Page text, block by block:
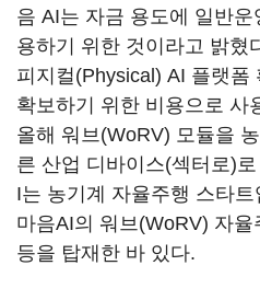
음 AI는 자금 용도에 일반
용하기 위한 것이라고 밝혔
피지컬(Physical) AI 플랫폼
확보하기 위한 비용으로 사
올해 워브(WoRV) 모듈을
른 산업 디바이스(섹터로)
I는 농기계 자율주행 스타
마음AI의 워브(WoRV) 자
등을 탑재한 바 있다.